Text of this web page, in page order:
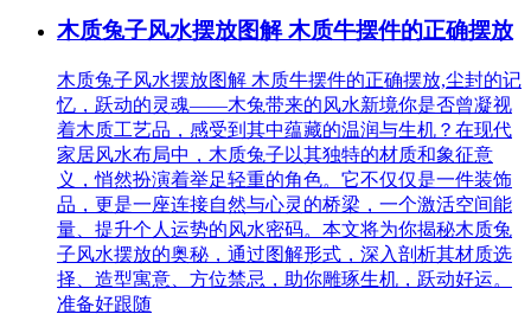
木质兔子风水摆放图解 木质牛摆件的正确摆放
木质兔子风水摆放图解 木质牛摆件的正确摆放,尘封的记
忆，跃动的灵魂——木兔带来的风水新境你是否曾凝视
着木质工艺品，感受到其中蕴藏的温润与生机？在现代
家居风水布局中，木质兔子以其独特的材质和象征意
义，悄然扮演着举足轻重的角色。它不仅仅是一件装饰
品，更是一座连接自然与心灵的桥梁，一个激活空间能
量、提升个人运势的风水密码。本文将为你揭秘木质兔
子风水摆放的奥秘，通过图解形式，深入剖析其材质选
择、造型寓意、方位禁忌，助你雕琢生机，跃动好运。
准备好跟随